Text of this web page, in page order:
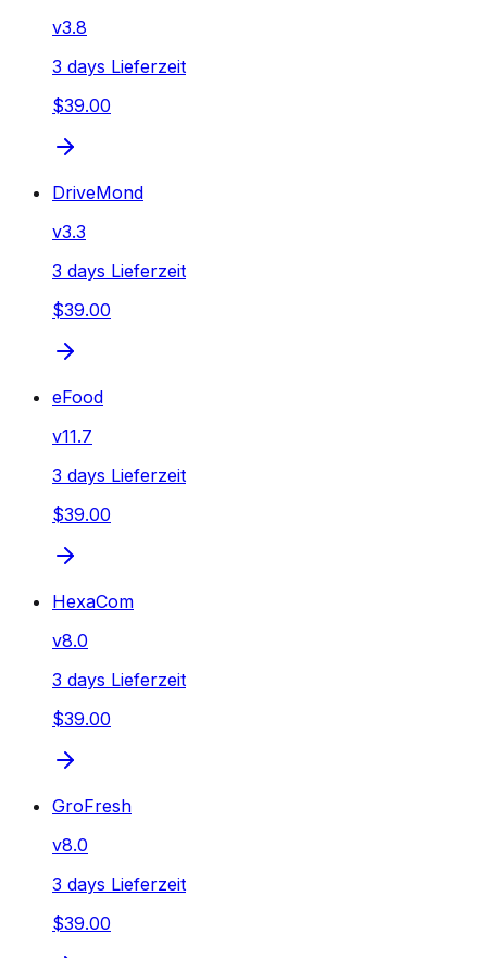
v3.8
3 days Lieferzeit
$39.00
DriveMond
v3.3
3 days Lieferzeit
$39.00
eFood
v11.7
3 days Lieferzeit
$39.00
HexaCom
v8.0
3 days Lieferzeit
$39.00
GroFresh
v8.0
3 days Lieferzeit
$39.00